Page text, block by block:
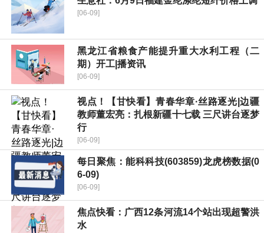
[06-09]
黑龙江省粮食产能提升重大水利工程（二
期）开工|播资讯
[06-09]
视点！【甘快看】青春华章·丝路逐光|边疆
教师董宏亮：扎根新疆十七载 三尺讲台逐梦
行
[06-09]
每日聚焦：能科科技(603859)龙虎榜数据(0
6-09)
[06-09]
焦点快看：广西12条河流14个站出现超警洪
水